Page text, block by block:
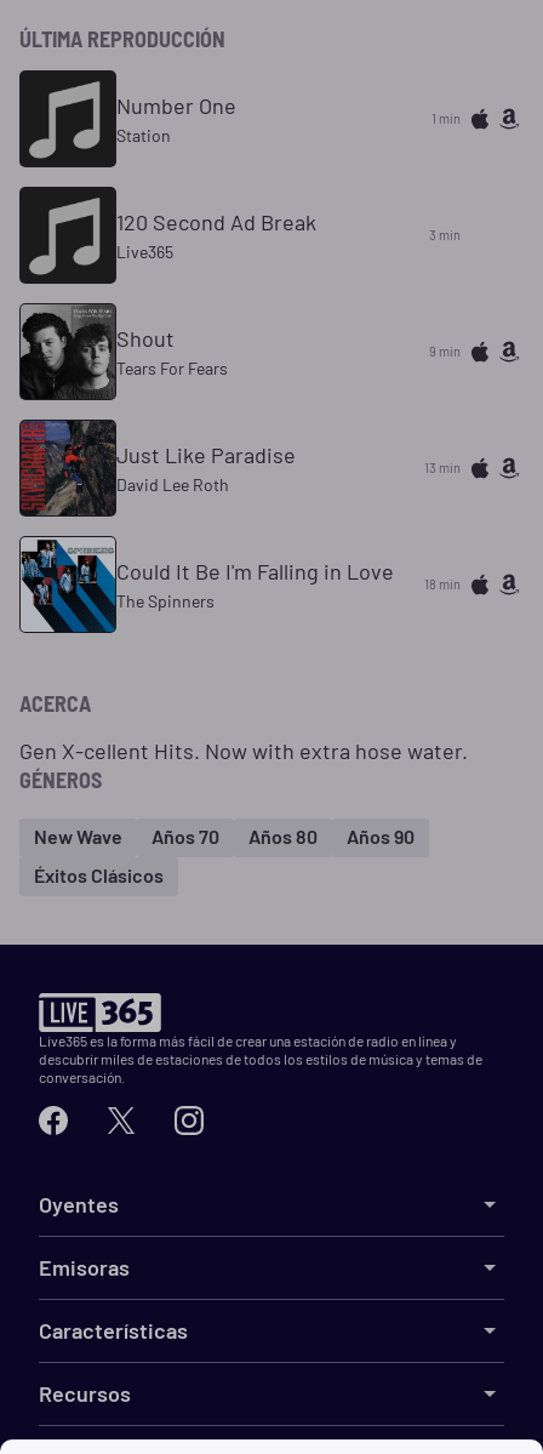
ÚLTIMA REPRODUCCIÓN
Number One
Station
1 min
120 Second Ad Break
Live365
3 min
Shout
Tears For Fears
9 min
Just Like Paradise
David Lee Roth
13 min
Could It Be I'm Falling in Love
The Spinners
18 min
ACERCA
Gen X-cellent Hits. Now with extra hose water.
GÉNEROS
New Wave Años 70 Años 80
Años 90
Éxitos Clásicos
Live365 es la forma más fácil de crear una estación de radio en línea y
descubrir miles de estaciones de todos los estilos de música y temas de
conversación.
Oyentes
Emisoras
Características
Recursos